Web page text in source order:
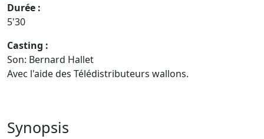
Durée :
5'30
Casting :
Son: Bernard Hallet
Avec l'aide des Télédistributeurs wallons.
Synopsis